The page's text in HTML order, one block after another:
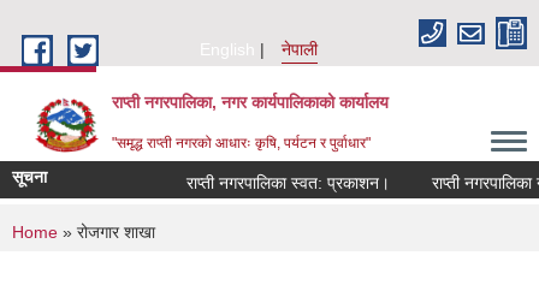
English
नेपाली
राप्ती नगरपालिका, नगर कार्यपालिकाको कार्यालय
"समृद्ध राप्ती नगरको आधारः कृषि, पर्यटन र पुर्वाधार"
सूचना राप्ती नगरपालिका स्वत: प्रकाशन। राप्ती नगरपालिका
You are here
Home » रोजगार शाखा